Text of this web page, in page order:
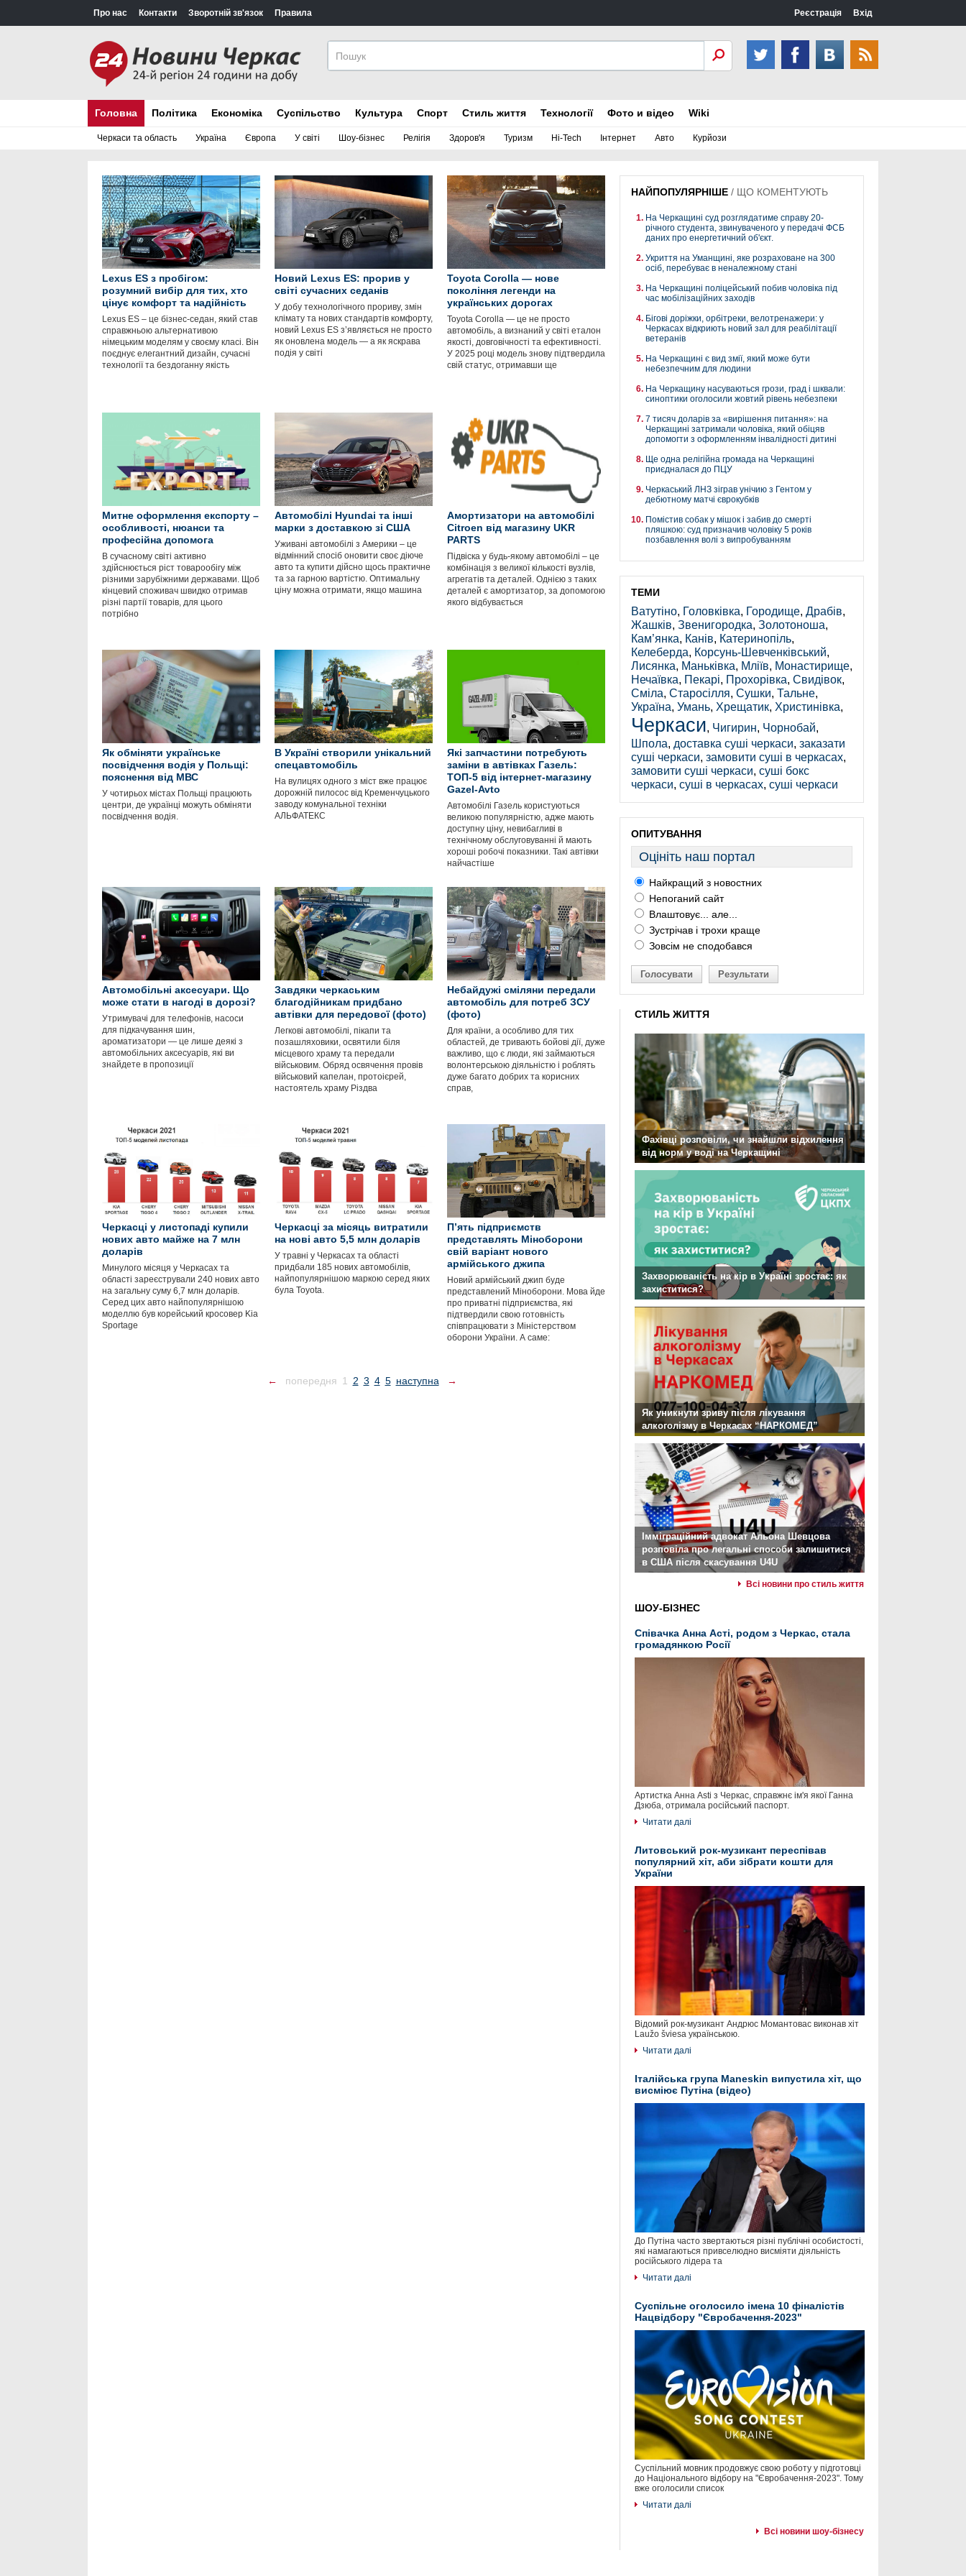
Про нас Контакти Зворотній зв'язок Правила Реєстрація Вхід
Головна
Черкаси та область Україна Європа У світі Шоу-бізнес Релігія Здоров'я Туризм Hi-Tech Інтернет Авто Курйози
Політика Економіка Суспільство Культура Спорт Стиль життя Технології Фото и відео Wiki
Lexus ES з пробігом:
розумний вибір для тих, хто
цінує комфорт та надійність
Lexus ES – це бізнес-седан, який став
справжньою альтернативою
німецьким моделям у своєму класі. Він
поєднує елегантний дизайн, сучасні
технології та бездоганну якість
Новий Lexus ES: прорив у
світі сучасних седанів
У добу технологічного прориву, змін
клімату та нових стандартів комфорту,
новий Lexus ES з’являється не просто
як оновлена модель — а як яскрава
подія у світі
Toyota Corolla — нове
покоління легенди на
українських дорогах
Toyota Corolla — це не просто
автомобіль, а визнаний у світі еталон
якості, довговічності та ефективності.
У 2025 році модель знову підтвердила
свій статус, отримавши ще
Митне оформлення експорту –
особливості, нюанси та
професійна допомога
В сучасному світі активно
здійснюється ріст товарообігу між
різними зарубіжними державами. Щоб
кінцевий споживач швидко отримав
різні партії товарів, для цього
потрібно
Автомобілі Hyundai та інші
марки з доставкою зі США
Уживані автомобілі з Америки – це
відмінний спосіб оновити своє діюче
авто та купити дійсно щось практичне
та за гарною вартістю. Оптимальну
ціну можна отримати, якщо машина
Амортизатори на автомобілі
Citroen від магазину UKR
PARTS
Підвіска у будь-якому автомобілі – це
комбінація з великої кількості вузлів,
агрегатів та деталей. Однією з таких
деталей є амортизатор, за допомогою
якого відбувається
Як обміняти українське
посвідчення водія у Польщі:
пояснення від МВС
У чотирьох містах Польщі працюють
центри, де українці можуть обміняти
посвідчення водія.
В Україні створили унікальний
спецавтомобіль
На вулицях одного з міст вже працює
дорожній пилосос від Кременчуцького
заводу комунальної техніки
АЛЬФАТЕКС
Які запчастини потребують
заміни в автівках Газель:
ТОП-5 від інтернет-магазину
Gazel-Avto
Автомобілі Газель користуються
великою популярністю, адже мають
доступну ціну, невибагливі в
технічному обслуговуванні й мають
хороші робочі показники. Такі автівки
найчастіше
Автомобільні аксесуари. Що
може стати в нагоді в дорозі?
Утримувачі для телефонів, насоси
для підкачування шин,
ароматизатори — це лише деякі з
автомобільних аксесуарів, які ви
знайдете в пропозиції
Завдяки черкаським
благодійникам придбано
автівки для передової (фото)
Легкові автомобілі, пікапи та
позашляховики, освятили біля
місцевого храму та передали
військовим. Обряд освячення провів
військовий капелан, протоієрей,
настоятель храму Різдва
Небайдужі сміляни передали
автомобіль для потреб ЗСУ
(фото)
Для країни, а особливо для тих
областей, де тривають бойові дії, дуже
важливо, що є люди, які займаються
волонтерською діяльністю і роблять
дуже багато добрих та корисних
справ,
Черкасці у листопаді купили
нових авто майже на 7 млн
доларів
Минулого місяця у Черкасах та
області зареєстрували 240 нових авто
на загальну суму 6,7 млн доларів.
Серед цих авто найпопулярнішою
моделлю був корейський кросовер Kia
Sportage
Черкасці за місяць витратили
на нові авто 5,5 млн доларів
У травні у Черкасах та області
придбали 185 нових автомобілів,
найпопулярнішою маркою серед яких
була Toyota.
П’ять підприємств
представлять Міноборони
свій варіант нового
армійського джипа
Новий армійський джип буде
представлений Міноборони. Мова йде
про приватні підприємства, які
підтвердили свою готовність
співпрацювати з Міністерством
оборони України. А саме:
← попередня 1 2 3 4 5 наступна →
НАЙПОПУЛЯРНІШЕ / ЩО КОМЕНТУЮТЬ
На Черкащині суд розглядатиме справу 20-
річного студента, звинуваченого у передачі ФСБ
даних про енергетичний об'єкт.
Укриття на Уманщині, яке розраховане на 300
осіб, перебуває в неналежному стані
На Черкащині поліцейський побив чоловіка під
час мобілізаційних заходів
Бігові доріжки, орбітреки, велотренажери: у
Черкасах відкриють новий зал для реабілітації
ветеранів
На Черкащині є вид змії, який може бути
небезпечним для людини
На Черкащину насуваються грози, град і шквали:
синоптики оголосили жовтий рівень небезпеки
7 тисяч доларів за «вирішення питання»: на
Черкащині затримали чоловіка, який обіцяв
допомогти з оформленням інвалідності дитині
Ще одна релігійна громада на Черкащині
приєдналася до ПЦУ
Черкаський ЛНЗ зіграв унічию з Гентом у
дебютному матчі єврокубків
Помістив собак у мішок і забив до смерті
пляшкою: суд призначив чоловіку 5 років
позбавлення волі з випробуванням
ТЕМИ
Ватутіно, Головківка, Городище, Драбів,
Жашків, Звенигородка, Золотоноша,
Кам’янка, Канів, Катеринопіль,
Келеберда, Корсунь-Шевченківський,
Лисянка, Маньківка, Мліїв, Монастирище,
Нечаївка, Пекарі, Прохорівка, Свидівок,
Сміла, Старосілля, Сушки, Тальне,
Україна, Умань, Хрещатик, Христинівка,
Черкаси, Чигирин, Чорнобай,
Шпола, доставка суші черкаси, заказати
суші черкаси, замовити суші в черкасах,
замовити суші черкаси, суші бокс
черкаси, суші в черкасах, суші черкаси
ОПИТУВАННЯ
Оцініть наш портал
Найкращий з новостних
Непоганий сайт
Влаштовує... але...
Зустрічав і трохи краще
Зовсім не сподобався
Голосувати Результати
СТИЛЬ ЖИТТЯ
Фахівці розповіли, чи знайшли відхилення
від норм у воді на Черкащині
Захворюваність на кір в Україні зростає: як
захиститися?
Як уникнути зриву після лікування
алкоголізму в Черкасах “НАРКОМЕД”
Імміграційний адвокат Альона Шевцова
розповіла про легальні способи залишитися
в США після скасування U4U
Всі новини про стиль життя
ШОУ-БІЗНЕС
Співачка Анна Асті, родом з Черкас, стала
громадянкою Росії
Артистка Анна Asti з Черкас, справжнє ім'я якої Ганна
Дзюба, отримала російський паспорт.
Читати далі
Литовський рок-музикант переспівав
популярний хіт, аби зібрати кошти для
України
Відомий рок-музикант Андрюс Момантовас виконав хіт
Laužo šviesa українською.
Читати далі
Італійська група Maneskin випустила хіт, що
висміює Путіна (відео)
До Путіна часто звертаються різні публічні особистості,
які намагаються привселюдно висміяти діяльність
російського лідера та
Читати далі
Суспільне оголосило імена 10 фіналістів
Нацвідбору "Євробачення-2023"
Суспільний мовник продовжує свою роботу у підготовці
до Національного відбору на "Євробачення-2023". Тому
вже оголосили список
Читати далі
Всі новини шоу-бізнесу